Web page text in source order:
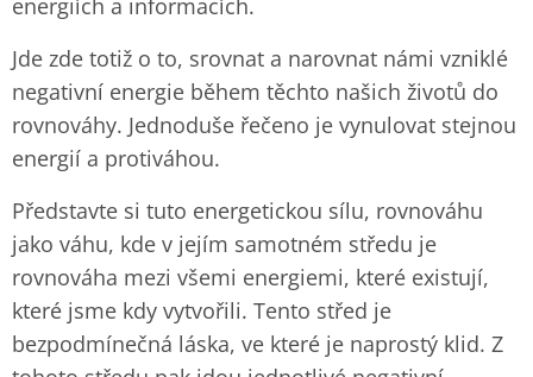
energiích a informacích.
Jde zde totiž o to, srovnat a narovnat námi vzniklé
negativní energie během těchto našich životů do
rovnováhy. Jednoduše řečeno je vynulovat stejnou
energií a protiváhou.
Představte si tuto energetickou sílu, rovnováhu
jako váhu, kde v jejím samotném středu je
rovnováha mezi všemi energiemi, které existují,
které jsme kdy vytvořili. Tento střed je
bezpodmínečná láska, ve které je naprostý klid. Z